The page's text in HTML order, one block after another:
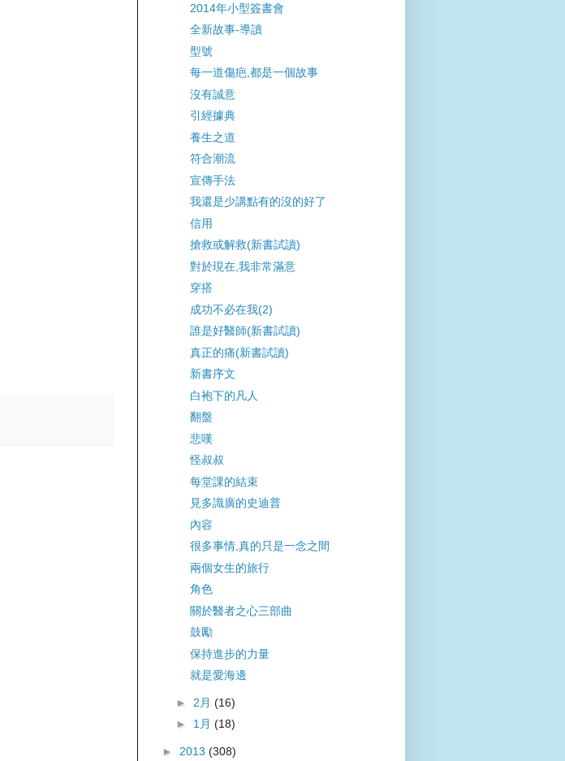
2014年小型簽書會
全新故事-導讀
型號
每一道傷疤,都是一個故事
沒有誠意
引經據典
養生之道
符合潮流
宣傳手法
我還是少講點有的沒的好了
信用
搶救或解救(新書試讀)
對於現在,我非常滿意
穿搭
成功不必在我(2)
誰是好醫師(新書試讀)
真正的痛(新書試讀)
新書序文
白袍下的凡人
翻盤
悲嘆
怪叔叔
每堂課的結束
見多識廣的史迪普
內容
很多事情,真的只是一念之間
兩個女生的旅行
角色
關於醫者之心三部曲
鼓勵
保持進步的力量
就是愛海邊
► 2月 (16)
► 1月 (18)
► 2013 (308)